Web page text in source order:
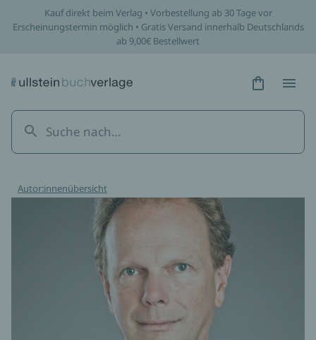
Kauf direkt beim Verlag • Vorbestellung ab 30 Tage vor
Erscheinungstermin möglich • Gratis Versand innerhalb Deutschlands
ab 9,00€ Bestellwert
Hidden
Autor:innenübersicht